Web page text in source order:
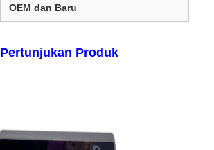
OEM dan Baru
Pertunjukan Produk